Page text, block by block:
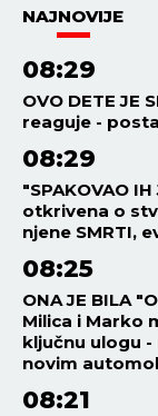
NAJNOVIJE
08:29
OVO DETE JE
reaguje -
08:29
"SPAKOVAO
otkrivena o
njene SMRTI,
08:25
ONA JE BILA
Milica i Marko
ključnu ulogu
novim
08:21